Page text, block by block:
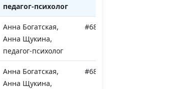
педагог-психолог
Анна Богатская,
Анна Щукина,
педагог-психолог
#683
Анна Богатская,
Анна Щукина,
#682